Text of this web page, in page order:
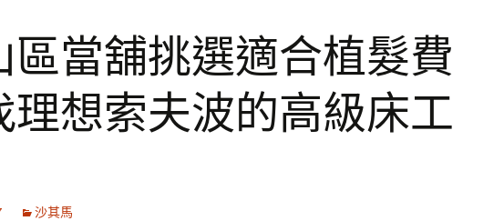
區當舖挑選適合植髮費
理想索夫波的高級床工
沙其馬